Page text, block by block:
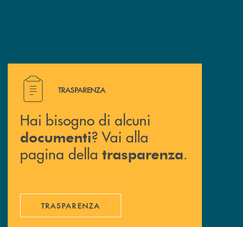
Hai bisogno di alcuni documenti ? Vai alla pagina della
TRASPARENZA
Hai bisogno di alcuni
documenti? Vai alla
pagina della trasparenza.
TRASPARENZA